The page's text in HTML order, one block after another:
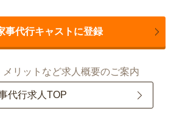
事代行キャストに登録
リットなど求人概要のご案内
代行求人TOP